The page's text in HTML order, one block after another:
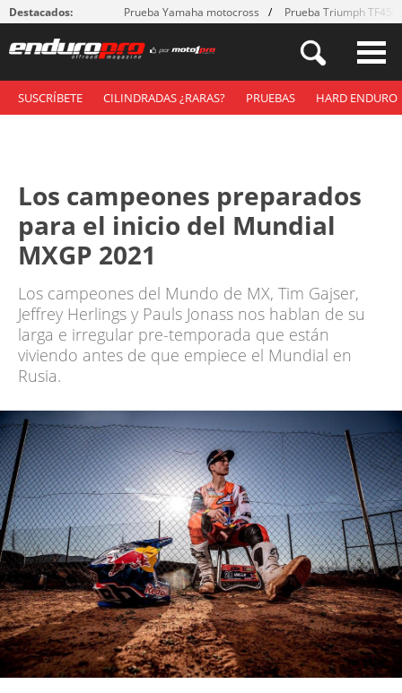
Destacados: Prueba Yamaha motocross Prueba Triumph
SUSCRÍBETE CILINDRADAS ¿RARAS? PRUEBAS HARD ENDURO
Los campeones preparados
para el inicio del Mundial
MXGP 2021
Los campeones del Mundo de MX, Tim Gajser,
Jeffrey Herlings y Pauls Jonass nos hablan de su
larga e irregular pre-temporada que están
viviendo antes de que empiece el Mundial en
Rusia.